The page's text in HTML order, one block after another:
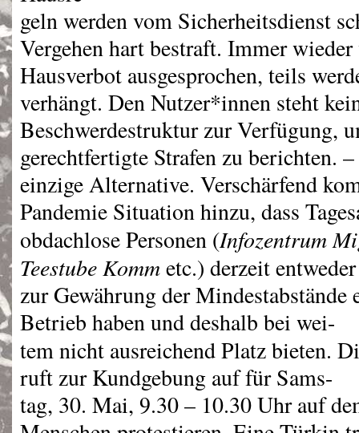
geln werden vom Sicherheitsdienst
Vergehen hart bestraft. Immer
Hausverbot ausgesprochen, teils
verhängt. Den Nutzer*innen steht
Beschwerdestruktur zur Verfügung,
gerechtfertigte Strafen zu berichten.
einzige Alternative. Verschärfend
Pandemie Situation hinzu, dass
obdachlose Personen (Infozentrum
Teestube Kommetc.) derzeit
zur Gewährung der Mindestabstände
Betrieb haben und deshalb bei wei-
tem nicht ausreichend Platz bieten.
ruft zur Kundgebung auf für Sams-
tag, 30. Mai, 9.30 – 10.30 Uhr auf